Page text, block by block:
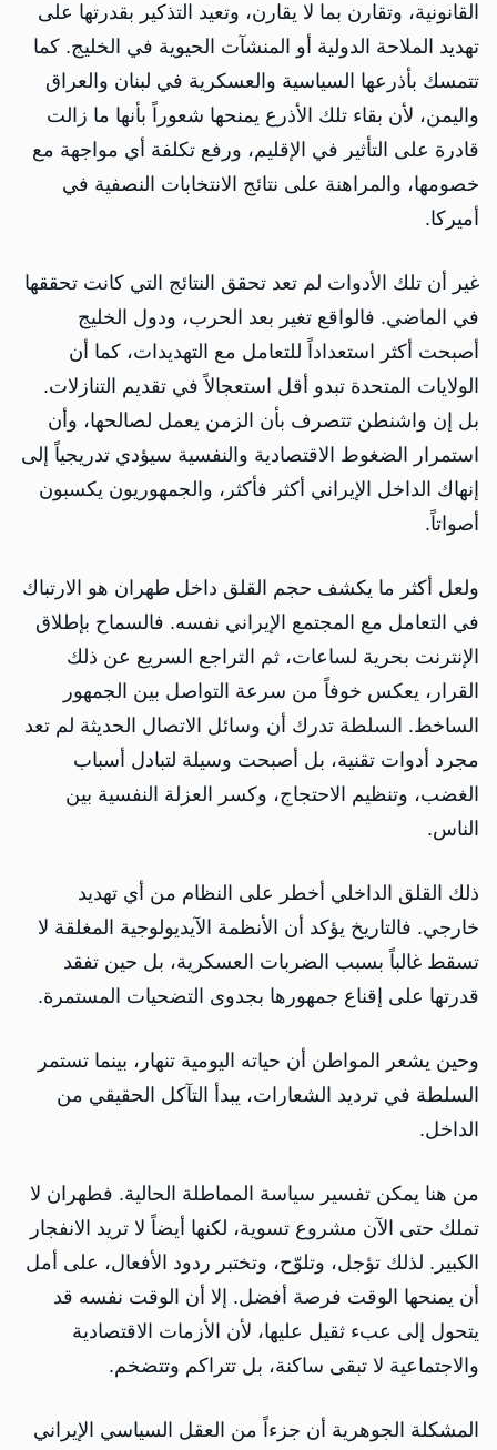
القانونية، وتقارن بما لا يقارن، وتعيد التذكير بقدرتها على
تهديد الملاحة الدولية أو المنشآت الحيوية في الخليج. كما
تتمسك بأذرعها السياسية والعسكرية في لبنان والعراق
واليمن، لأن بقاء تلك الأذرع يمنحها شعوراً بأنها ما زالت
قادرة على التأثير في الإقليم، ورفع تكلفة أي مواجهة مع
خصومها، والمراهنة على نتائج الانتخابات النصفية في
أميركا.
غير أن تلك الأدوات لم تعد تحقق النتائج التي كانت تحققها
في الماضي. فالواقع تغير بعد الحرب، ودول الخليج
أصبحت أكثر استعداداً للتعامل مع التهديدات، كما أن
الولايات المتحدة تبدو أقل استعجالاً في تقديم التنازلات.
بل إن واشنطن تتصرف بأن الزمن يعمل لصالحها، وأن
استمرار الضغوط الاقتصادية والنفسية سيؤدي تدريجياً إلى
إنهاك الداخل الإيراني أكثر فأكثر، والجمهوريون يكسبون
أصواتاً.
ولعل أكثر ما يكشف حجم القلق داخل طهران هو الارتباك
في التعامل مع المجتمع الإيراني نفسه. فالسماح بإطلاق
الإنترنت بحرية لساعات، ثم التراجع السريع عن ذلك
القرار، يعكس خوفاً من سرعة التواصل بين الجمهور
الساخط. السلطة تدرك أن وسائل الاتصال الحديثة لم تعد
مجرد أدوات تقنية، بل أصبحت وسيلة لتبادل أسباب
الغضب، وتنظيم الاحتجاج، وكسر العزلة النفسية بين
الناس.
ذلك القلق الداخلي أخطر على النظام من أي تهديد
خارجي. فالتاريخ يؤكد أن الأنظمة الآيديولوجية المغلقة لا
تسقط غالباً بسبب الضربات العسكرية، بل حين تفقد
قدرتها على إقناع جمهورها بجدوى التضحيات المستمرة.
وحين يشعر المواطن أن حياته اليومية تنهار، بينما تستمر
السلطة في ترديد الشعارات، يبدأ التآكل الحقيقي من
الداخل.
من هنا يمكن تفسير سياسة المماطلة الحالية. فطهران لا
تملك حتى الآن مشروع تسوية، لكنها أيضاً لا تريد الانفجار
الكبير. لذلك تؤجل، وتلوّح، وتختبر ردود الأفعال، على أمل
أن يمنحها الوقت فرصة أفضل. إلا أن الوقت نفسه قد
يتحول إلى عبء ثقيل عليها، لأن الأزمات الاقتصادية
والاجتماعية لا تبقى ساكنة، بل تتراكم وتتضخم.
المشكلة الجوهرية أن جزءاً من العقل السياسي الإيراني